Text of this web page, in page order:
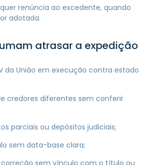
renúncia ao excedente, quando
adotada.
atrasar a expedição
da União em execução contra estado
credores diferentes sem conferir
parciais ou depósitos judiciais;
sem data-base clara;
sem vínculo com o título ou